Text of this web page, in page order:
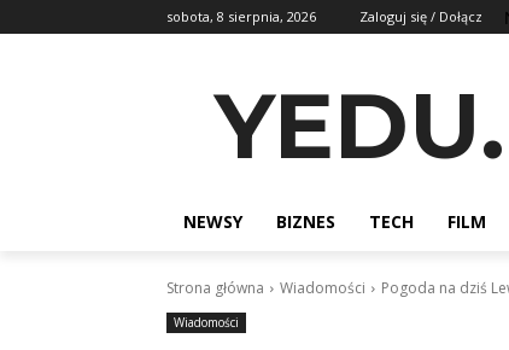
sobota, 8 sierpnia, 2026 Zaloguj się / Dołącz
YEDU.
NEWSY BIZNES TECH FILM
Strona główna Wiadomości Pogoda na dziś
Wiadomości